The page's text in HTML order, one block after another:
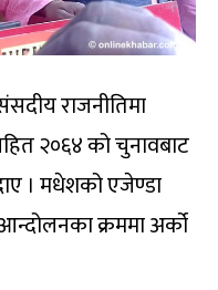
राजनीतिमा
२०६४ को चुनावबाट
। मधेशको एजेण्डा
क्रममा अर्को